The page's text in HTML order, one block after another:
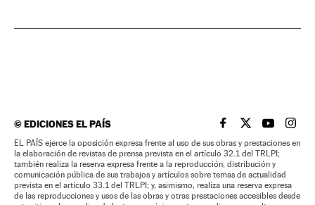
©EDICIONES EL PAÍS EL PAÍS BRASIL EN
EL PAÍSEL PAÍS
EL
EL PAÍS ejerce la oposición expresa frente al uso de sus obras y prestaciones en
la elaboración de revistas de prensa prevista en el artículo 32.1 del TRLPI;
también realiza la reserva expresa frente a la reproducción, distribución y
comunicación pública de sus trabajos y artículos sobre temas de actualidad
prevista en el artículo 33.1 del TRLPI; y, asimismo, realiza una reserva expresa
de las reproducciones y usos de las obras y otras prestaciones accesibles desde